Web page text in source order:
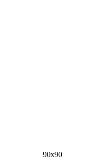
90х90